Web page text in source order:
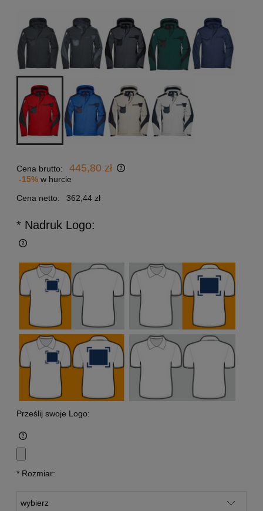
Cena brutto: 445,80 zł
-15% w hurcie
Cena netto:
362,44 zł
* Nadruk Logo:
Prześlij swoje Logo:
* Rozmiar: